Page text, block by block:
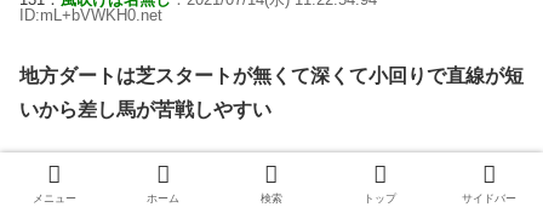
ID:mL+bVWKH0.net
地方ダートは芝スタートが無くて深くて小回りで直線が短
いから差し馬が苦戦しやすい
144： 風吹けば名無し ：2021/07/14(水) 11:25:30.88 ID:EBK1ODTX0.net
メニュー ホーム 検索 トップ サイドバー